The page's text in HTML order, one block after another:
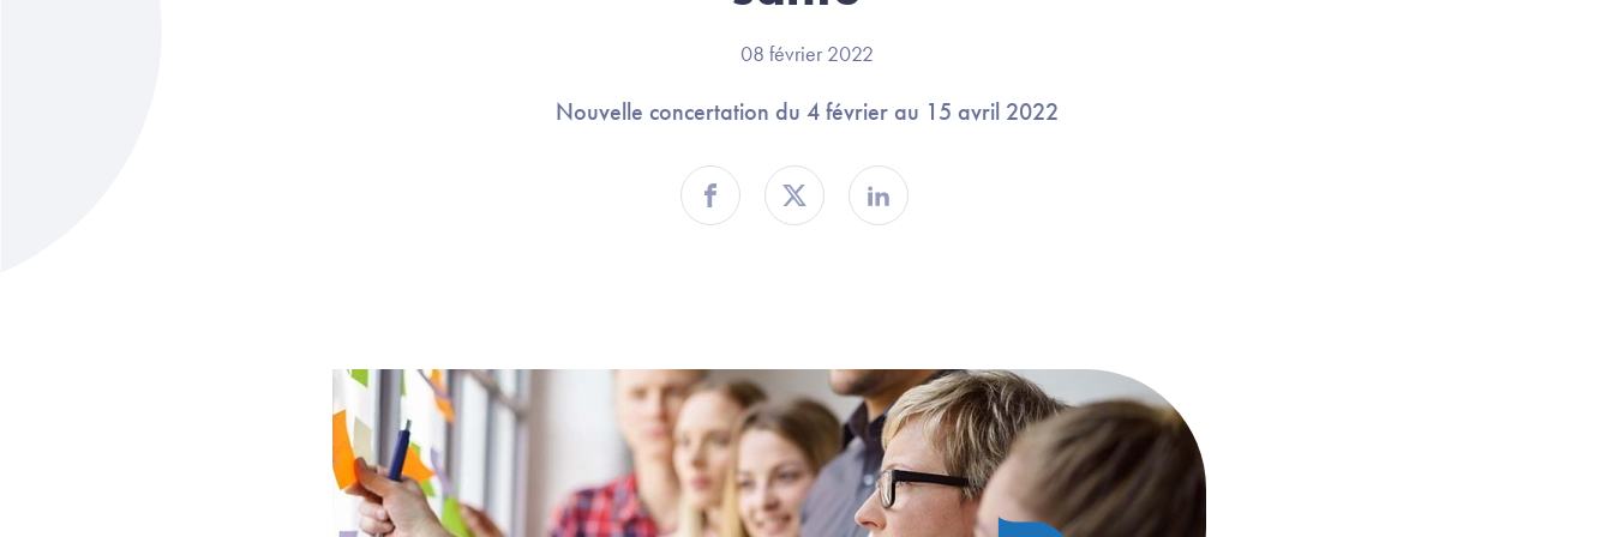
08 février 2022
Nouvelle concertation du 4 février au 15 avril 2022
Partager sur Facebook
Partager sur TwitterPartager sur Linkedin